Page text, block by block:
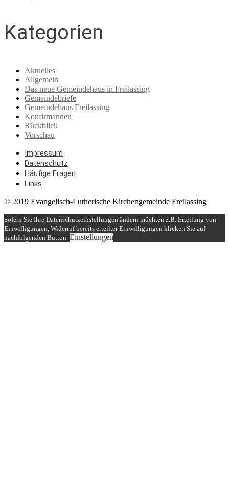
Kategorien
Aktuelles
Allgemein
Das neue Gemeindehaus in Freilassing
Gemeindebriefe
Gemeindehaus Freilassing
Konfirmanden
Rückblick
Vorschau
Impressum
Datenschutz
Häufige Fragen
Links
© 2019 Evangelisch-Lutherische Kirchengemeinde Freilassing
Sofern Sie Ihre Datenschutzeinstellungen ändern möchten z.B. Erteilung von
Einwilligungen, Widerruf bereits erteilter Einwilligungen klicken Sie auf
nachfolgenden Button. Einstellungen